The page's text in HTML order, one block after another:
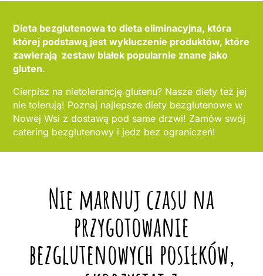
Dieta bezglutenowa to dieta eliminacyjna, która
której podstawą jest wykluczenie produktów, które
zawierają zestaw białek popularnie znane jako
gluten.
Cierpisz na nietolerancję glutenu? Nasze diety też jej
nie tolerują! Poznaj najlepsze diety bezglutenowe w
Nowej Wsi z dostawą pod same drzwi! Zamów swój
catering bezglutenowy i jedz bez ograniczeń!
Nie marnuj czasu na
przygotowanie
bezglutenowych posiłków,